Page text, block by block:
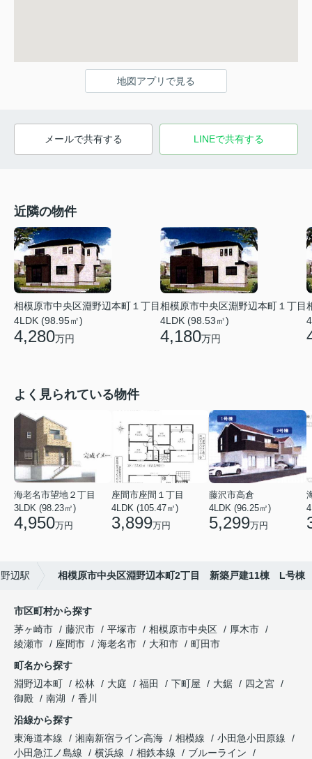
地図アプリで見る
メールで共有する LINEで共有する
近隣の物件
相模原市中央区淵野辺本町１丁目
4LDK (98.95㎡)
4,280万円
相模原市中央区淵野辺本町１丁目
4LDK (98.53㎡)
4,180万円
よく見られている物件
海老名市望地２丁目
3LDK (98.23㎡)
4,950万円
座間市座間１丁目
4LDK (105.47㎡)
3,899万円
藤沢市高倉
4LDK (96.25㎡)
5,299万円
辺駅 相模原市中央区淵野辺本町2丁目 新築戸建11棟 L号棟
市区町村から探す
茅ヶ崎市
藤沢市 平塚市 相模原市中央区
厚木市
綾瀬市
座間市 海老名市 大和市
町田市
町名から探す
淵野辺本町
松林 大庭 福田 下町屋 大鋸
四之宮
御殿
南湖
香川
沿線から探す
東海道本線
湘南新宿ライン高海 相模線
小田急小田原線
小田急江ノ島線
横浜線 相鉄本線
ブルーライン